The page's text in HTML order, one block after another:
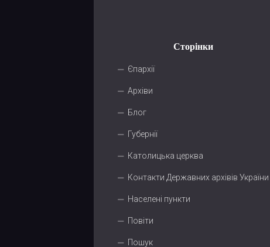
Сторінки
Єпархії
Архіви
Блог
Губернії
Католицька церква
Контакти Державних архівів України
Населені пункти
Повіти
Пошук